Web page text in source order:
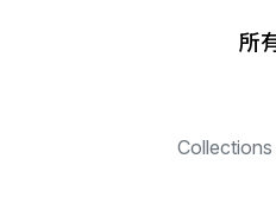
所
Collections